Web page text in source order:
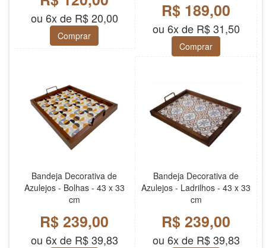
ou 6x de R$ 20,00
Comprar
R$ 189,00
ou 6x de R$ 31,50
Comprar
Bandeja Decorativa de
Azulejos - Bolhas - 43 x 33
cm
R$ 239,00
ou 6x de R$ 39,83
Bandeja Decorativa de
Azulejos - Ladrilhos - 43 x 33
cm
R$ 239,00
ou 6x de R$ 39,83